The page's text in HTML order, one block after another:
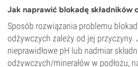
Jak naprawić blokadę składników
Sposób rozwiązania problemu
odżywczych zależy od jej
nieprawidłowe pH lub nadmiar
odżywczych/minerałów w podłożu,